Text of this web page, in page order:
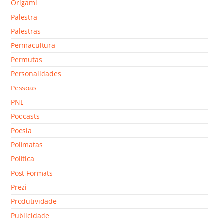
Origami
Palestra
Palestras
Permacultura
Permutas
Personalidades
Pessoas
PNL
Podcasts
Poesia
Polímatas
Política
Post Formats
Prezi
Produtividade
Publicidade